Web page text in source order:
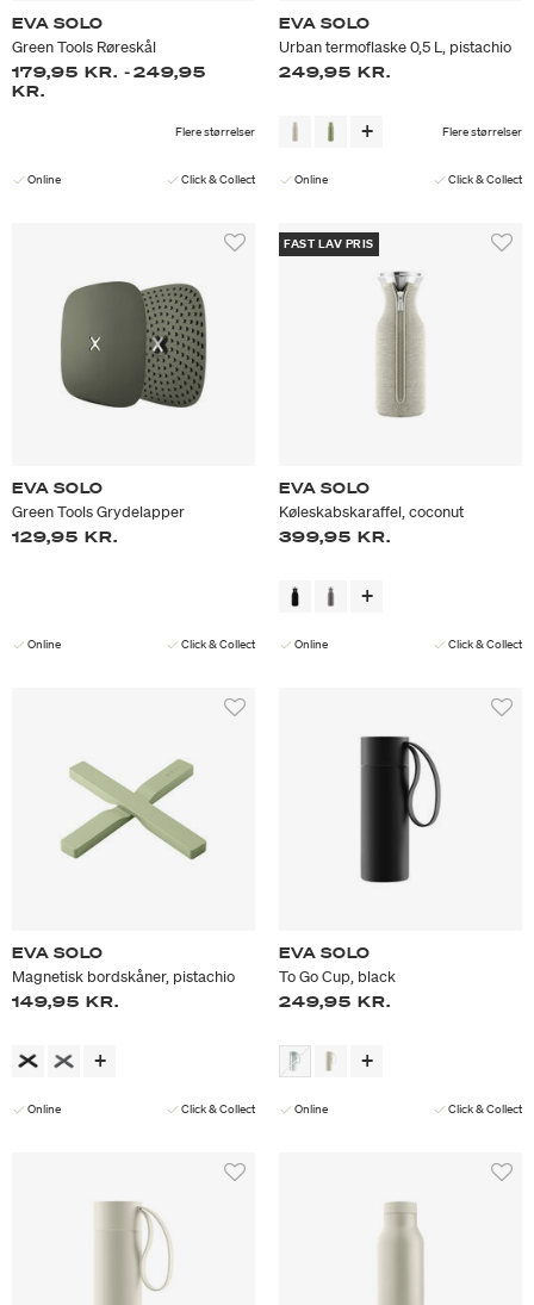
EVA SOLO
Green Tools Røreskål
179,95 KR. -249,95
KR.
Flere størrelser
Online Click & Collect
EVA SOLO
Urban termoflaske 0,5 L, pistachio
249,95 KR.
Flere størrelser
Online Click & Collect
EVA SOLO
Green Tools Grydelapper
129,95 KR.
Online Click & Collect
FAST LAV PRIS
EVA SOLO
Køleskabskaraffel, coconut
399,95 KR.
Online Click & Collect
EVA SOLO
Magnetisk bordskåner, pistachio
149,95 KR.
Online Click & Collect
EVA SOLO
To Go Cup, black
249,95 KR.
Online Click & Collect